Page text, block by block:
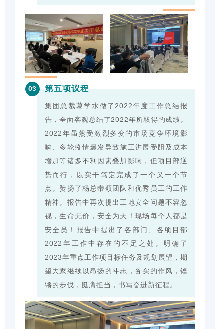
03 第五项议程
集团总裁葛学水做了2022年度工作总结报
告，全面客观总结了2022年所取得的成绩。
2022年虽然受激烈多变的市场竞争环境影
响、多轮疫情爆发导致施工进展受阻及成本
增加等诸多不利因素叠加影响，但项目部逆
势而行，以实干笃定完成了一个又一个节
点。赞扬了杨总带领团队和优秀员工的工作
精神。报告中再次提出工地安全问题不容忽
视，生命无价，安全为天！现场每个人都是
安全员！报告中提出了各部门、各项目部
2022年工作中存在的不足之处。明确了
2023年重点工作项目标任务及规划展望，期
望大家继续以昂扬的斗志，务实的作风，铿
锵的步伐，挺膺担当，书写奋进新征程。